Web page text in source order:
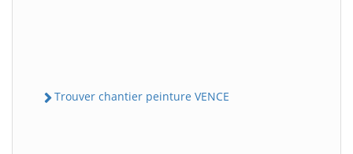
Trouver chantier peinture VENCE